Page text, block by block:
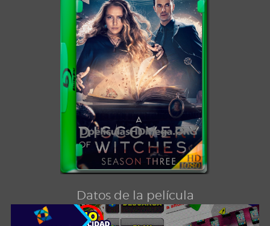
Datos de la película